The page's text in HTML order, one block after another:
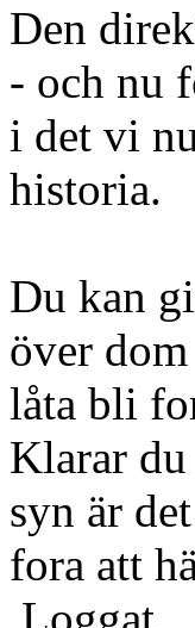
Den
- och nu
i det vi
historia.
Du kan
över
låta bli
Klarar
syn är
fora att